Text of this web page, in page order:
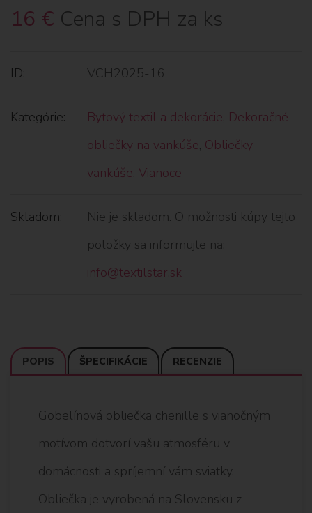
16 € Cena s DPH za ks
ID: VCH2025-16
Kategórie: Bytový textil a dekorácie, Dekoračné
obliečky na vankúše, Obliečky
vankúše, Vianoce
Skladom:
Nie je skladom. O možnosti kúpy tejto
položky sa informujte na:
info@textilstar.sk
POPIS ŠPECIFIKÁCIE RECENZIE
Gobelínová obliečka chenille s vianočným
motívom dotvorí vašu atmosféru v
domácnosti a spríjemní vám sviatky.
Obliečka je vyrobená na Slovensku z